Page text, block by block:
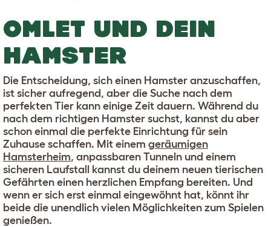
OMLET UND DEIN
HAMSTER
Die Entscheidung, sich einen Hamster anzuschaffen,
ist sicher aufregend, aber die Suche nach dem
perfekten Tier kann einige Zeit dauern. Während du
nach dem richtigen Hamster suchst, kannst du aber
schon einmal die perfekte Einrichtung für sein
Zuhause schaffen. Mit einem geräumigen
Hamsterheim, anpassbaren Tunneln und einem
sicheren Laufstall kannst du deinem neuen tierischen
Gefährten einen herzlichen Empfang bereiten. Und
wenn er sich erst einmal eingewöhnt hat, könnt ihr
beide die unendlich vielen Möglichkeiten zum Spielen
genießen.